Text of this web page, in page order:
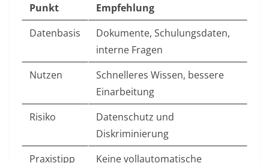
Punkt
Empfehlung
Datenbasis
Dokumente, Schulungsdaten,
interne Fragen
Nutzen
Schnelleres Wissen, bessere
Einarbeitung
Risiko
Datenschutz und
Diskriminierung
Praxistipp
Keine vollautomatische